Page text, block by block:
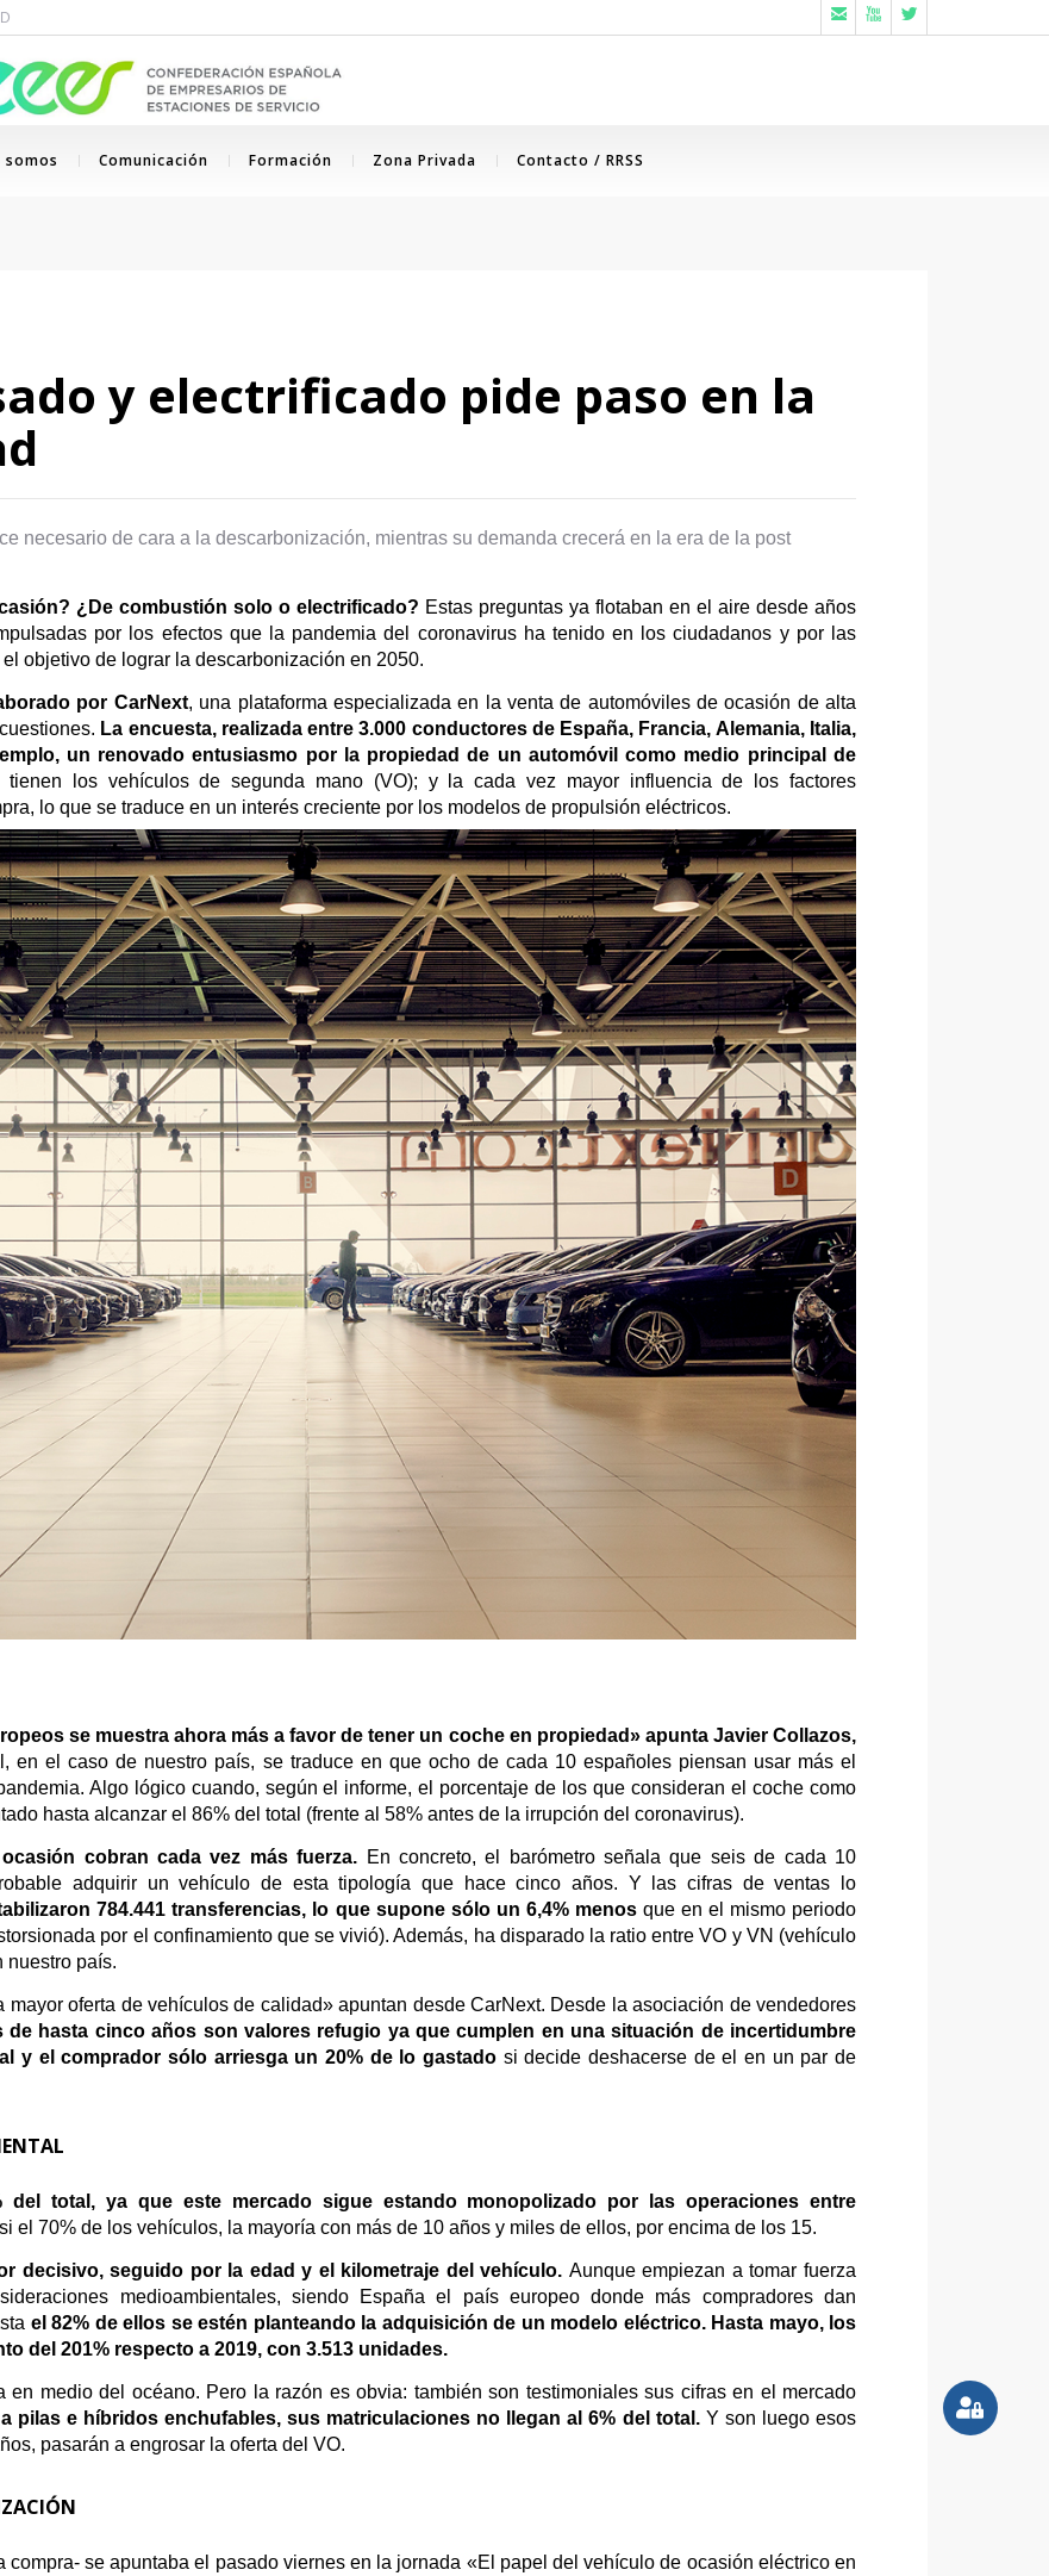
  
somos Comunicación Formación Zona Privada Contacto / RRSS
y electrificado pide paso en la
necesario de cara a la descarbonización, mientras su demanda crecerá en la era de la post
¿De combustión solo o electrificado? Estas preguntas ya flotaban en el aire desde años
por los efectos que la pandemia del coronavirus ha tenido en los ciudadanos y por las
objetivo de lograr la descarbonización en 2050.
por CarNext, una plataforma especializada en la venta de automóviles de ocasión de alta
La encuesta, realizada entre 3.000 conductores de España, Francia, Alemania, Italia,
un renovado entusiasmo por la propiedad de un automóvil como medio principal de
tienen los vehículos de segunda mano (VO); y la cada vez mayor influencia de los factores
lo que se traduce en un interés creciente por los modelos de propulsión eléctricos.
se muestra ahora más a favor de tener un coche en propiedad» apunta Javier Collazos,
en el caso de nuestro país, se traduce en que ocho de cada 10 españoles piensan usar más el
Algo lógico cuando, según el informe, el porcentaje de los que consideran el coche como
hasta alcanzar el 86% del total (frente al 58% antes de la irrupción del coronavirus).
cobran cada vez más fuerza. En concreto, el barómetro señala que seis de cada 10
adquirir un vehículo de esta tipología que hace cinco años. Y las cifras de ventas lo
784.441 transferencias, lo que supone sólo un 6,4% menosque en el mismo periodo
por el confinamiento que se vivió). Además, ha disparado la ratio entre VO y VN (vehículo
nuestro país.
oferta de vehículos de calidad» apuntan desde CarNext. Desde la asociación de vendedores
de hasta cinco años son valores refugio ya que cumplen en una situación de incertidumbre
y el comprador sólo arriesga un 20% de lo gastado si decide deshacerse de el en un par de
total, ya que este mercado sigue estando monopolizado por las operaciones entre
el 70% de los vehículos, la mayoría con más de 10 años y miles de ellos, por encima de los 15.
decisivo, seguido por la edad y el kilometraje del vehículo. Aunque empiezan a tomar fuerza
medioambientales, siendo España el país europeo donde más compradores dan
el 82% de ellos se estén planteando la adquisición de un modelo eléctrico. Hasta mayo, los
del 201% respecto a 2019, con 3.513 unidades.
en medio del océano. Pero la razón es obvia: también son testimoniales sus cifras en el mercado
pilas e híbridos enchufables, sus matriculaciones no llegan al 6% del total.Y son luego esos
pasarán a engrosar la oferta del VO.
compra- se apuntaba el pasado viernes en la jornada «El papel del vehículo de ocasión eléctrico en